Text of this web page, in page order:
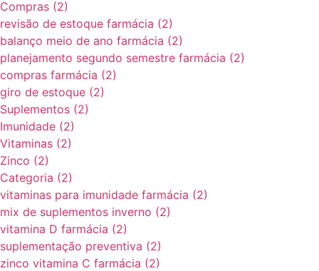
Compras (2)
revisão de estoque farmácia (2)
balanço meio de ano farmácia (2)
planejamento segundo semestre farmácia (2)
compras farmácia (2)
giro de estoque (2)
Suplementos (2)
Imunidade (2)
Vitaminas (2)
Zinco (2)
Categoria (2)
vitaminas para imunidade farmácia (2)
mix de suplementos inverno (2)
vitamina D farmácia (2)
suplementação preventiva (2)
zinco vitamina C farmácia (2)